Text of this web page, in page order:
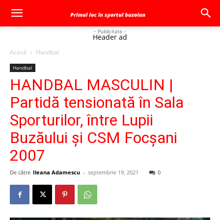
- Publicitate -
Header ad
Acasă Handbal
Handbal
HANDBAL MASCULIN |
Partidă tensionată în Sala
Sporturilor, între Lupii
Buzăului și CSM Focșani
2007
De către Ileana Adamescu - septembrie 19, 2021 0